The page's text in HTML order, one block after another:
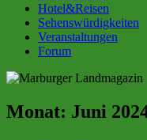
Hotel&Reisen
Sehenswürdigkeiten
Veranstaltungen
Forum
Monat: Juni